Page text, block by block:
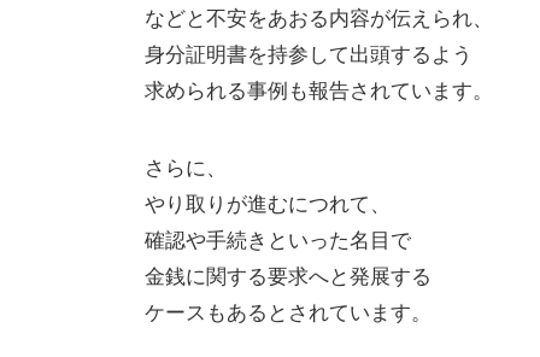
などと不安をあおる内容が伝えられ、
身分証明書を持参して出頭するよう
求められる事例も報告されています。
さらに、
やり取りが進むにつれて、
確認や手続きといった名目で
金銭に関する要求へと発展する
ケースもあるとされています。